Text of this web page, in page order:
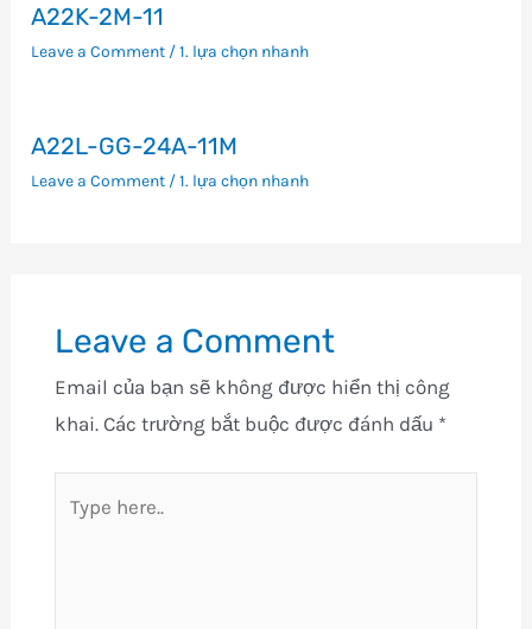
A22K-2M-11
Leave a Comment /1. lựa chọn nhanh
A22L-GG-24A-11M
Leave a Comment /1. lựa chọn nhanh
Leave a Comment
Email của bạn sẽ không được hiển thị công
khai. Các trường bắt buộc được đánh dấu *
here..